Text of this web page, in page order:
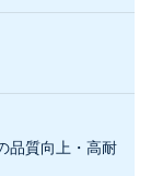
品質向上・高耐